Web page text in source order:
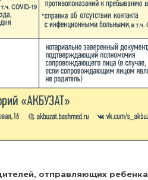
отправляющих ребенка